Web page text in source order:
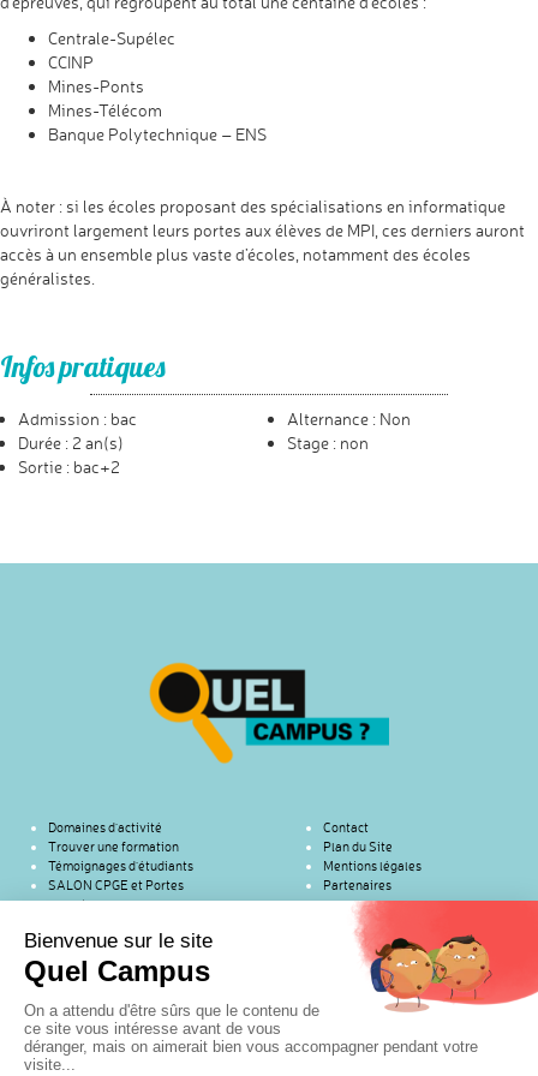
Centrale-Supélec
CCINP
Mines-Ponts
Mines-Télécom
Banque Polytechnique – ENS
À noter : si les écoles proposant des spécialisations en informatique
ouvriront largement leurs portes aux élèves de MPI, ces derniers auront
accès à un ensemble plus vaste d’écoles, notamment des écoles
généralistes.
Infos pratiques
Admission : bac
Durée : 2 an(s)
Sortie : bac+2
Alternance : Non
Stage : non
Domaines d’activité
Trouver une formation
Témoignages d’étudiants
SALON CPGE et Portes
ouvertes
Contact
Plan du Site
Mentions légales
Partenaires